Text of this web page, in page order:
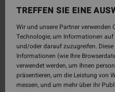
TREFFEN SIE EINE
Wir und unsere Partner verwenden
Technologie, um Informationen auf
und/oder darauf zuzugreifen.
Informationen (wie Ihre
verwendet werden, um Ihnen
präsentieren, um die Leistung von
messen, und um mehr über ihr